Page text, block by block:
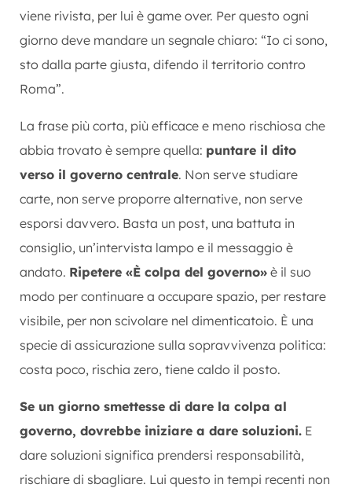
viene rivista, per lui è game over. Per questo ogni
giorno deve mandare un segnale chiaro: “Io ci sono,
sto dalla parte giusta, difendo il territorio contro
Roma”.
La frase più corta, più efficace e meno rischiosa che
abbia trovato è sempre quella: puntare il dito
verso il governo centrale. Non serve studiare
carte, non serve proporre alternative, non serve
esporsi davvero. Basta un post, una battuta in
consiglio, un’intervista lampo e il messaggio è
andato. Ripetere «È colpa del governo» è il suo
modo per continuare a occupare spazio, per restare
visibile, per non scivolare nel dimenticatoio. È una
specie di assicurazione sulla sopravvivenza politica:
costa poco, rischia zero, tiene caldo il posto.
Se un giorno smettesse di dare la colpa al
governo, dovrebbe iniziare a dare soluzioni. E
dare soluzioni significa prendersi responsabilità,
rischiare di sbagliare. Lui questo in tempi recenti non